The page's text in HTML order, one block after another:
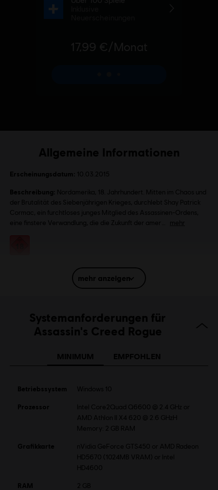
Allgemeine Informationen
Erscheinungsdatum: 10.03.2015
Beschreibung: Nordamerika, 18. Jahrhundert. Mitten im Chaos und
der Brutalität des Siebenjährigen Krieges, durchlebt Shay Patrick
Cormac, ein furchtloses junges Mitglied des Assassinen-Ordens,
eine finstere Verwandlung, die die Zukunft der amer
mehr
English (Audio, Interface, Untertitel)
French (Audio, Interface, Untertitel)
Plattformen: PC (Digital), PS4 (Digital), Xbox (Digital), Steam
Action/Adventure
Bibliothek zum Download hinzugefügt.
Mehrspieler: Nein
Einzelspieler:
mehr anzeigen
Systemanforderungen für
Assassin's Creed Rogue
MINIMUM EMPFOHLEN
Betriebssystem Windows 10
Prozessor
Intel Core2Quad Q6600 @ 2.4 GHz or
AMD Athlon II X4 620 @ 2.6 GHzH
Memory: 2 GB RAM
Grafikkarte
nVidia GeForce GTS450 or AMD Radeon
HD5670 (1024MB VRAM) or Intel
HD4600
RAM 2 GB